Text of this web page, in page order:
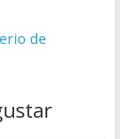
de